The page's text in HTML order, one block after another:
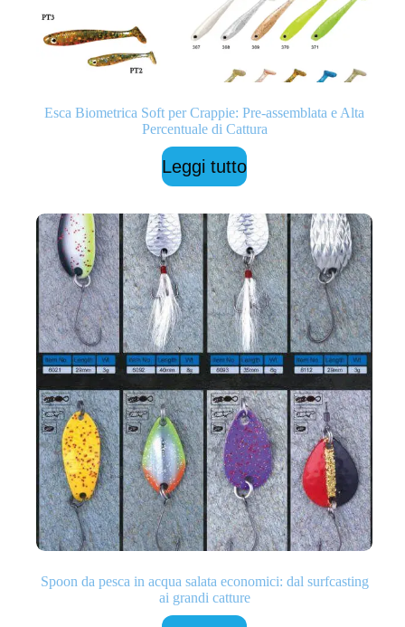
Esca Biometrica Soft per Crappie: Pre-assemblata e Alta
Percentuale di Cattura
Leggi tutto
Spoon da pesca in acqua salata economici: dal surfcasting
ai grandi catture